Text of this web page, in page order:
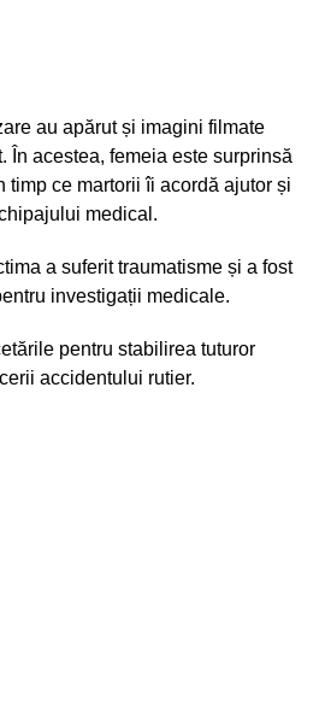
au apărut și imagini filmate
În acestea, femeia este surprinsă
timp ce martorii îi acordă ajutor și
medical.
a suferit traumatisme și a fost
investigații medicale.
pentru stabilirea tuturor
accidentului rutier.